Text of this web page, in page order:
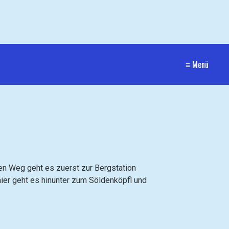
≡ Menü
Weg geht es zuerst zur Bergstation
geht es hinunter zum Söldenköpfl und